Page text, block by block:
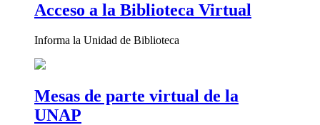
Acceso a la Biblioteca Virtual
Informa la Unidad de Biblioteca
Mesas de parte virtual de la
UNAP